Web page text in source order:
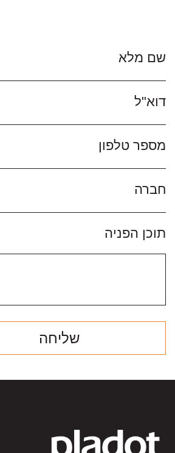
שם מלא
דוא"ל
מספר טלפון
חברה
תוכן הפניה